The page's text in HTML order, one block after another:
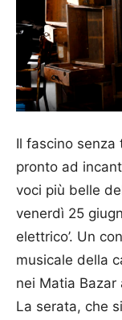
Il fascino senza
pronto ad
voci più belle
venerdì 25
elettrico’. Un
musicale della
nei Matia Bazar
La serata, che